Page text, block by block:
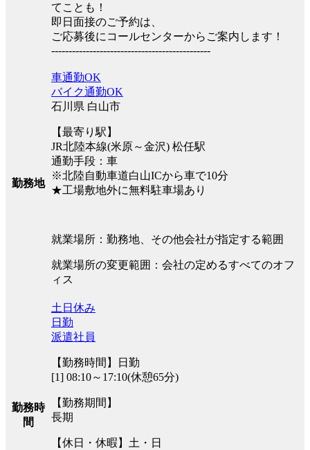
てことも！
即日面接のご予約は、
ご応募後にコールセンターからご案内します！
----------------------------------------------
勤務地
車通勤OK
バイク通勤OK
石川県 白山市
【最寄り駅】
JR北陸本線(米原～金沢) 松任駅
通勤手段：車
※北陸自動車道白山ICから車で10分
★工場敷地外に無料駐車場あり
就業場所：勤務地、その他会社が指定する範囲
就業場所の変更範囲：会社の定めるすべてのオフ
ィス
勤務時
間
土日休み
日勤
派遣社員
【勤務時間】日勤
[1] 08:10～17:10(休憩65分)
【勤務期間】
長期
【休日・休暇】土・日